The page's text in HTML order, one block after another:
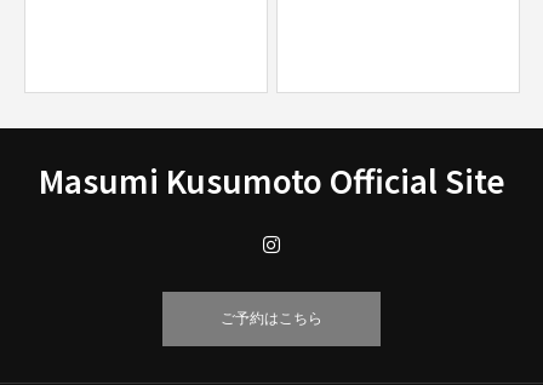
Masumi Kusumoto Official Site
ご予約はこちら